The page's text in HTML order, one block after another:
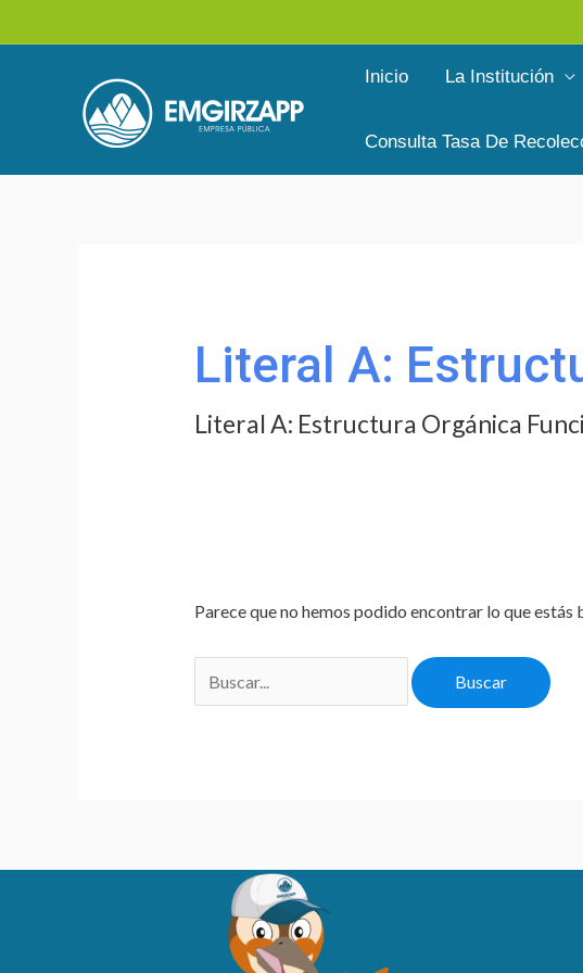
al
Inicio La Institución
Consulta Tasa De
Literal A:
Literal A: Estructura Orgánica
Parece que no hemos podido encontrar lo que estás